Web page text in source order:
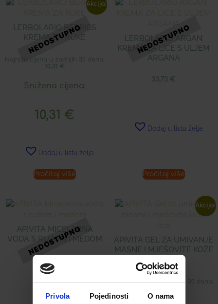
Privola Pojedinosti O nama
Akcija!
LERBOLARIO BERRIES
KREMA ZA RUKE
Najniža cijena u zadnjih 30 dana:
10,31 €
Snižena cijena:
10,31 €
Dodaj u listu želja
Pročitaj više
LERBOLARIO ARGAN
KREMA ZA LICE S ULJEM
ARGANA
33,73 €
Dodaj u listu želja
Pročitaj više
APIVITA MICELARNA
VODA S RUŽOM I MEDOM
Akcija!
APIVITA GEL ZA UMIVANJE
MASNE I MJEŠOVITE KOŽE
Najniža cijena u zadnjih 30 dana: